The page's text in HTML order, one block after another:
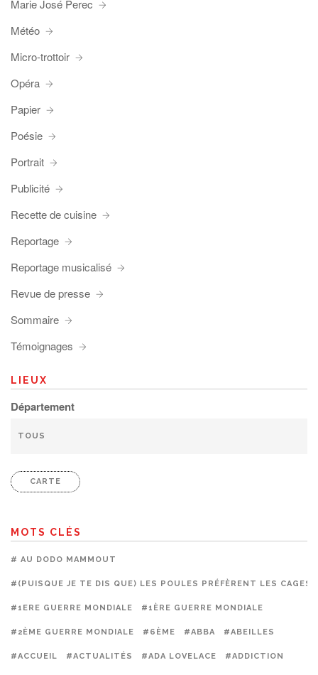
Marie José Perec
Météo
Micro-trottoir
Opéra
Papier
Poésie
Portrait
Publicité
Recette de cuisine
Reportage
Reportage musicalisé
Revue de presse
Sommaire
Témoignages
LIEUX
Département
CARTE
MOTS CLÉS
# AU DODO MAMMOUT
#(PUISQUE JE TE DIS QUE) LES POULES PRÉFÈRENT LES CAGES
#1ERE GUERRE MONDIALE #1ÈRE GUERRE MONDIALE
#2ÈME GUERRE MONDIALE #6ÈME #ABBA #ABEILLES
#ACCUEIL #ACTUALITÉS #ADA LOVELACE #ADDICTION